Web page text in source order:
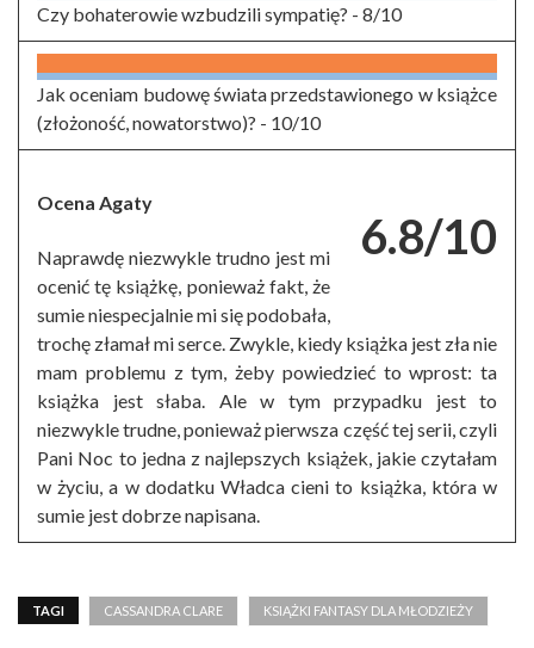
Czy bohaterowie wzbudzili sympatię? - 8/10
Jak oceniam budowę świata przedstawionego w książce
(złożoność, nowatorstwo)? - 10/10
6.8/10
Ocena Agaty
Naprawdę niezwykle trudno jest mi
ocenić tę książkę, ponieważ fakt, że
sumie niespecjalnie mi się podobała,
trochę złamał mi serce. Zwykle, kiedy książka jest zła nie
mam problemu z tym, żeby powiedzieć to wprost: ta
książka jest słaba. Ale w tym przypadku jest to
niezwykle trudne, ponieważ pierwsza część tej serii, czyli
Pani Noc to jedna z najlepszych książek, jakie czytałam
w życiu, a w dodatku Władca cieni to książka, która w
sumie jest dobrze napisana.
TAGI CASSANDRA CLARE KSIĄŻKI FANTASY DLA MŁODZIEŻY